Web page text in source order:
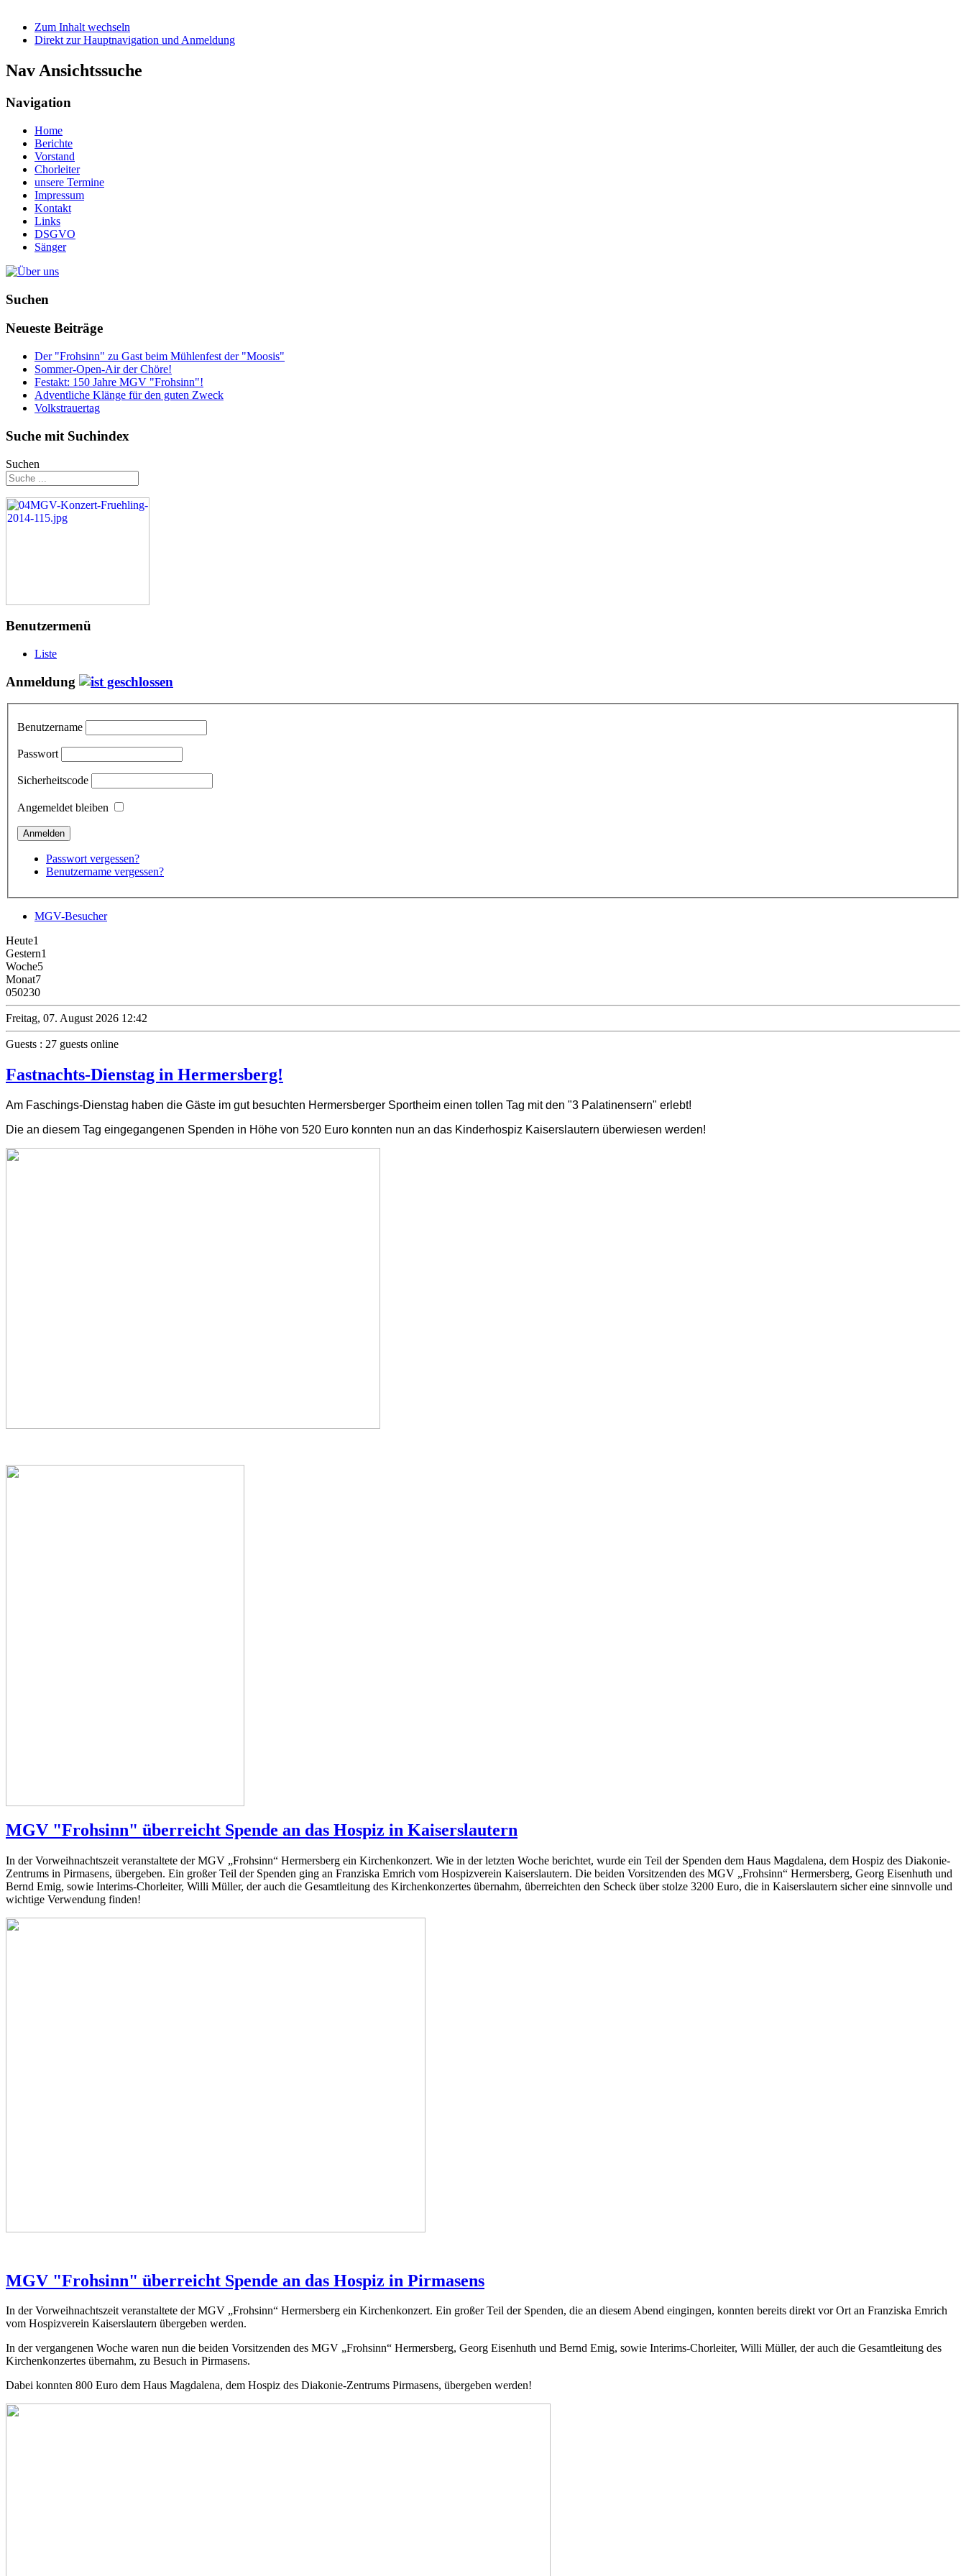
Zum Inhalt wechseln
Direkt zur Hauptnavigation und Anmeldung
Nav Ansichtssuche
Navigation
Home
Berichte
Vorstand
Chorleiter
unsere Termine
Impressum
Kontakt
Links
DSGVO
Sänger
Suchen
Neueste Beiträge
Der "Frohsinn" zu Gast beim Mühlenfest der "Moosis"
Sommer-Open-Air der Chöre!
Festakt: 150 Jahre MGV "Frohsinn"!
Adventliche Klänge für den guten Zweck
Volkstrauertag
Suche mit Suchindex
Suchen
Benutzermenü
Liste
Anmeldung
Benutzername
Passwort
Sicherheitscode
Angemeldet bleiben
Passwort vergessen?
Benutzername vergessen?
MGV-Besucher
Heute1
Gestern1
Woche5
Monat7
050230
Freitag, 07. August 2026 12:42
Guests : 27 guests online
Fastnachts-Dienstag in Hermersberg!
Am Faschings-Dienstag haben die Gäste im gut besuchten Hermersberger Sportheim einen tollen Tag mit den "3 Palatinensern" erlebt!
Die an diesem Tag eingegangenen Spenden in Höhe von 520 Euro konnten nun an das Kinderhospiz Kaiserslautern überwiesen werden!
MGV "Frohsinn" überreicht Spende an das Hospiz in Kaiserslautern
In der Vorweihnachtszeit veranstaltete der MGV „Frohsinn“ Hermersberg ein Kirchenkonzert. Wie in der letzten Woche berichtet, wurde ein Teil der Spenden dem Haus Magdalena, dem Hospiz des Diakonie-
Zentrums in Pirmasens, übergeben. Ein großer Teil der Spenden ging an Franziska Emrich vom Hospizverein Kaiserslautern. Die beiden Vorsitzenden des MGV „Frohsinn“ Hermersberg, Georg Eisenhuth und
Bernd Emig, sowie Interims-Chorleiter, Willi Müller, der auch die Gesamtleitung des Kirchenkonzertes übernahm, überreichten den Scheck über stolze 3200 Euro, die in Kaiserslautern sicher eine sinnvolle und
wichtige Verwendung finden!
MGV "Frohsinn" überreicht Spende an das Hospiz in Pirmasens
In der Vorweihnachtszeit veranstaltete der MGV „Frohsinn“ Hermersberg ein Kirchenkonzert. Ein großer Teil der Spenden, die an diesem Abend eingingen, konnten bereits direkt vor Ort an Franziska Emrich
vom Hospizverein Kaiserslautern übergeben werden.
In der vergangenen Woche waren nun die beiden Vorsitzenden des MGV „Frohsinn“ Hermersberg, Georg Eisenhuth und Bernd Emig, sowie Interims-Chorleiter, Willi Müller, der auch die Gesamtleitung des
Kirchenkonzertes übernahm, zu Besuch in Pirmasens.
Dabei konnten 800 Euro dem Haus Magdalena, dem Hospiz des Diakonie-Zentrums Pirmasens, übergeben werden!